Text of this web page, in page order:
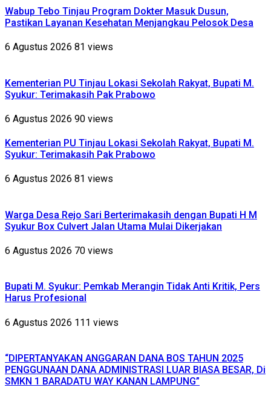
Wabup Tebo Tinjau Program Dokter Masuk Dusun,
Pastikan Layanan Kesehatan Menjangkau Pelosok Desa
6 Agustus 2026 81 views
Kementerian PU Tinjau Lokasi Sekolah Rakyat, Bupati M.
Syukur: Terimakasih Pak Prabowo
6 Agustus 2026 90 views
Kementerian PU Tinjau Lokasi Sekolah Rakyat, Bupati M.
Syukur: Terimakasih Pak Prabowo
6 Agustus 2026 81 views
Warga Desa Rejo Sari Berterimakasih dengan Bupati H M
Syukur Box Culvert Jalan Utama Mulai Dikerjakan
6 Agustus 2026 70 views
Bupati M. Syukur: Pemkab Merangin Tidak Anti Kritik, Pers
Harus Profesional
6 Agustus 2026 111 views
“DIPERTANYAKAN ANGGARAN DANA BOS TAHUN 2025
PENGGUNAAN DANA ADMINISTRASI LUAR BIASA BESAR, Di
SMKN 1 BARADATU WAY KANAN LAMPUNG”